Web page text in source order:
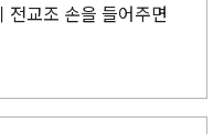
전교조 손을 들어주면
고, 반대로 법원이